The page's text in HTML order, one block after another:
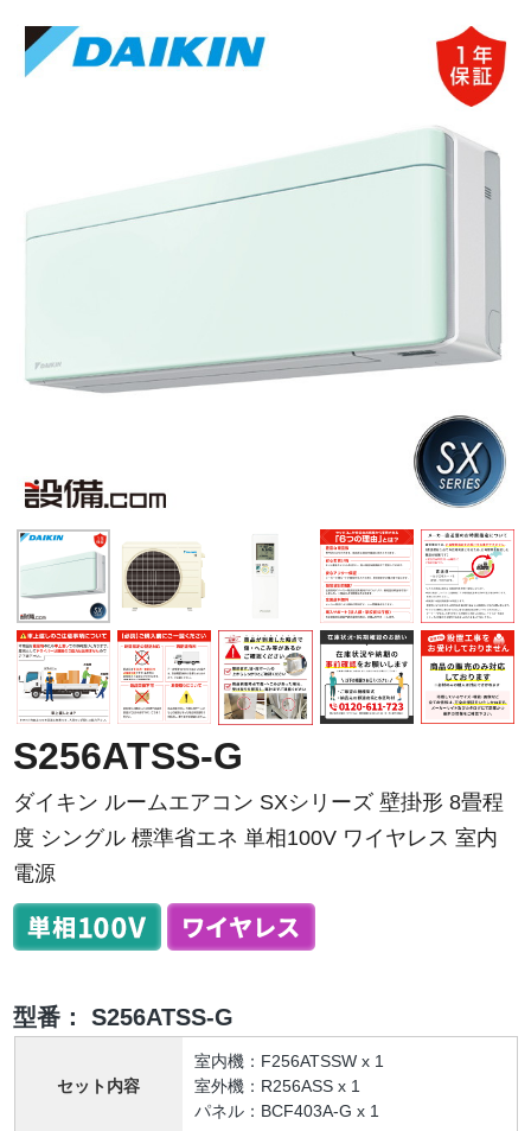
S256ATSS-G
ダイキン ルームエアコン SXシリーズ 壁掛形 8畳程
度 シングル 標準省エネ 単相100V ワイヤレス 室内
電源
型番： S256ATSS-G
セット内容
室内機：F256ATSSW x 1
室外機：R256ASS x 1
パネル：BCF403A-G x 1